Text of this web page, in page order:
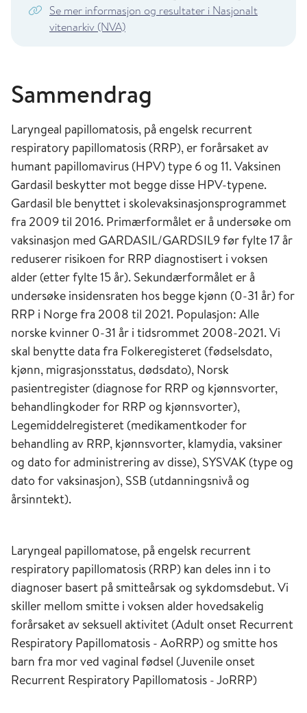
Se mer informasjon og resultater i Nasjonalt
vitenarkiv (NVA)
Sammendrag
Laryngeal papillomatosis, på engelsk recurrent
respiratory papillomatosis (RRP), er forårsaket av
humant papillomavirus (HPV) type 6 og 11. Vaksinen
Gardasil beskytter mot begge disse HPV-typene.
Gardasil ble benyttet i skolevaksinasjonsprogrammet
fra 2009 til 2016. Primærformålet er å undersøke om
vaksinasjon med GARDASIL/GARDSIL9 før fylte 17 år
reduserer risikoen for RRP diagnostisert i voksen
alder (etter fylte 15 år). Sekundærformålet er å
undersøke insidensraten hos begge kjønn (0-31 år) for
RRP i Norge fra 2008 til 2021. Populasjon: Alle
norske kvinner 0-31 år i tidsrommet 2008-2021. Vi
skal benytte data fra Folkeregisteret (fødselsdato,
kjønn, migrasjonsstatus, dødsdato), Norsk
pasientregister (diagnose for RRP og kjønnsvorter,
behandlingkoder for RRP og kjønnsvorter),
Legemiddelregisteret (medikamentkoder for
behandling av RRP, kjønnsvorter, klamydia, vaksiner
og dato for administrering av disse), SYSVAK (type og
dato for vaksinasjon), SSB (utdanningsnivå og
årsinntekt).
Laryngeal papillomatose, på engelsk recurrent
respiratory papillomatosis (RRP) kan deles inn i to
diagnoser basert på smitteårsak og sykdomsdebut. Vi
skiller mellom smitte i voksen alder hovedsakelig
forårsaket av seksuell aktivitet (Adult onset Recurrent
Respiratory Papillomatosis - AoRRP) og smitte hos
barn fra mor ved vaginal fødsel (Juvenile onset
Recurrent Respiratory Papillomatosis - JoRRP)